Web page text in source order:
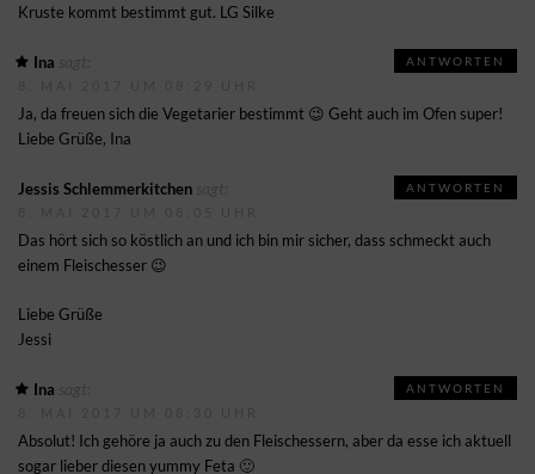
Kruste kommt bestimmt gut. LG Silke
Ina
Ja, da freuen sich die Vegetarier bestimmt 😉 Geht auch im Ofen super!
Liebe Grüße, Ina
ANTWORTEN
Jessis Schlemmerkitchen
Das hört sich so köstlich an und ich bin mir sicher, dass schmeckt auch
einem Fleischesser 😉
Liebe Grüße
Jessi
ANTWORTEN
Ina
Absolut! Ich gehöre ja auch zu den Fleischessern, aber da esse ich aktuell
sogar lieber diesen yummy Feta 🙂
ANTWORTEN